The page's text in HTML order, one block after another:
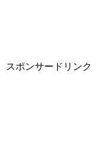
スポンサードリンク